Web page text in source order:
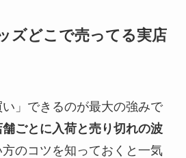
ズどこで売ってる実店
」できるのが最大の強みで
舗ごとに入荷と売り切れの波
のコツを知っておくと一気